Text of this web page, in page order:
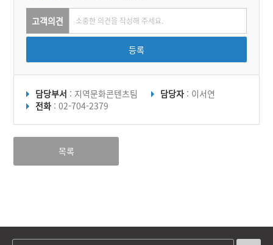
고객의견
등록
담당부서 : 지역문화콘텐츠팀 담당자 : 이서연
전화 : 02-704-2379
목록